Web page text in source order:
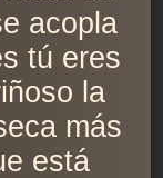
acopla
tú eres
la
más
está